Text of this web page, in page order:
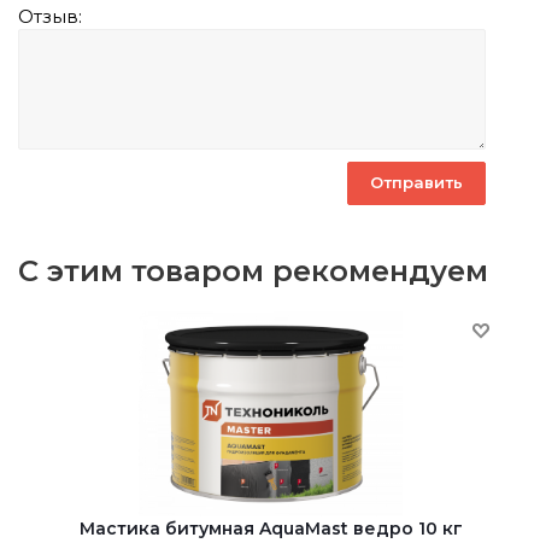
Отзыв:
С этим товаром рекомендуем
Мастика битумная AquaMast ведро 10 кг